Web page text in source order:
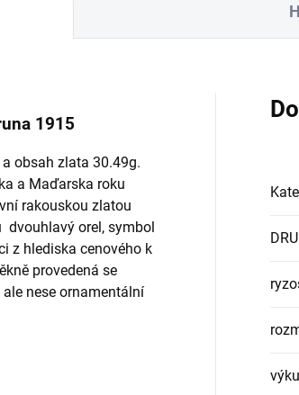
1915
obsah zlata 30.49g.
a Maďarska roku
rakouskou zlatou
dvouhlavý orel, symbol
z hlediska cenového k
provedená se
nese ornamentální